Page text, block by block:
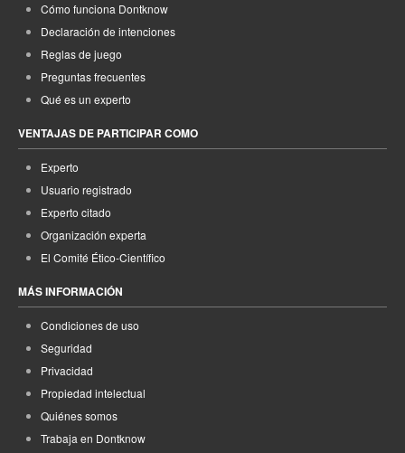
Cómo funciona Dontknow
Declaración de intenciones
Reglas de juego
Preguntas frecuentes
Qué es un experto
VENTAJAS DE PARTICIPAR COMO
Experto
Usuario registrado
Experto citado
Organización experta
El Comité Ético-Científico
MÁS INFORMACIÓN
Condiciones de uso
Seguridad
Privacidad
Propiedad intelectual
Quiénes somos
Trabaja en Dontknow